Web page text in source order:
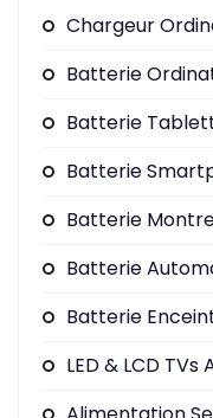
Chargeur
Batterie
Batterie
Batterie
Batterie
Batterie
Batterie
LED & LCD